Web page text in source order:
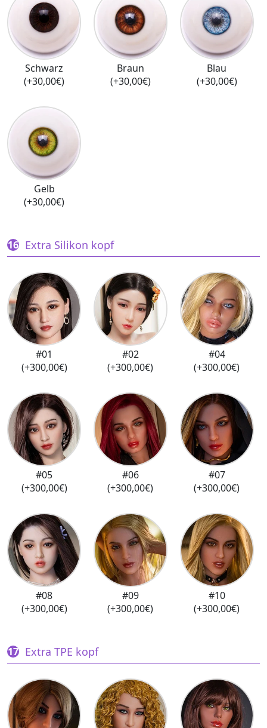
Schwarz
(+30,00€)
Braun
(+30,00€)
Blau
(+30,00€)
Gelb
(+30,00€)
Extra Silikon kopf
#01
(+300,00€)
#02
(+300,00€)
#04
(+300,00€)
#05
(+300,00€)
#06
(+300,00€)
#07
(+300,00€)
#08
(+300,00€)
#09
(+300,00€)
#10
(+300,00€)
Extra TPE kopf